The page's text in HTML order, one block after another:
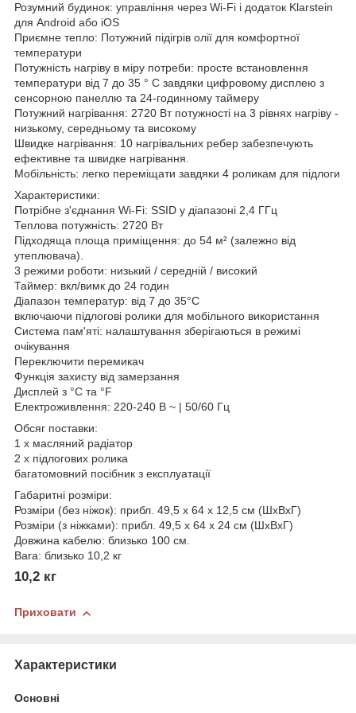
Розумний будинок: управління через Wi-Fi і додаток Klarstein
для Android або iOS
Приємне тепло: Потужний підігрів олії для комфортної
температури
Потужність нагріву в міру потреби: просте встановлення
температури від 7 до 35 ° C завдяки цифровому дисплею з
сенсорною панеллю та 24-годинному таймеру
Потужний нагрівання: 2720 Вт потужності на 3 рівнях нагріву -
низькому, середньому та високому
Швидке нагрівання: 10 нагрівальних ребер забезпечують
ефективне та швидке нагрівання.
Мобільність: легко переміщати завдяки 4 роликам для підлоги
Характеристики:
Потрібне з'єднання Wi-Fi: SSID у діапазоні 2,4 ГГц
Теплова потужність: 2720 Вт
Підходяща площа приміщення: до 54 м² (залежно від
утеплювача).
3 режими роботи: низький / середній / високий
Таймер: вкл/вимк до 24 годин
Діапазон температур: від 7 до 35°C
включаючи підлогові ролики для мобільного використання
Система пам'яті: налаштування зберігаються в режимі
очікування
Переключити перемикач
Функція захисту від замерзання
Дисплей з °C та °F
Електроживлення: 220-240 В ~ | 50/60 Гц
Обсяг поставки:
1 х масляний радіатор
2 x підлогових ролика
багатомовний посібник з експлуатації
Габаритні розміри:
Розміри (без ніжок): прибл. 49,5 x 64 x 12,5 см (ШxВxГ)
Розміри (з ніжками): прибл. 49,5 x 64 x 24 см (ШxВxГ)
Довжина кабелю: близько 100 см.
Вага: близько 10,2 кг
10,2 кг
Приховати
Характеристики
Основні